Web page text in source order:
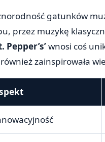
gatunków
przez muzykę
Pepper’s’wnosi coś
zainspirowała